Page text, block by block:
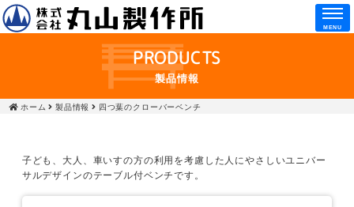
MENU
PRODUCTS
製品情報
ホーム 製品情報 四つ葉のクローバーベンチ
子ども、大人、車いすの方の利用を考慮した人にやさしいユニバー
サルデザインのテーブル付ベンチです。